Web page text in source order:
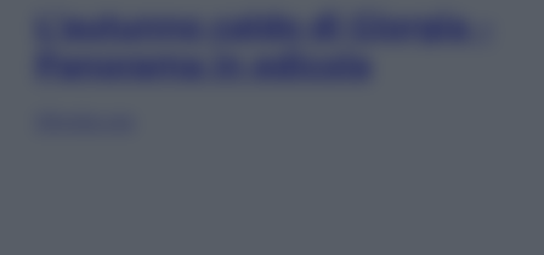
L’autunno caldo di Giorgia –